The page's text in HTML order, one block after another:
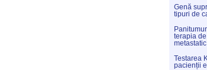
Genă
tipuri de
terapia
metastatic
Testarea
pacienții